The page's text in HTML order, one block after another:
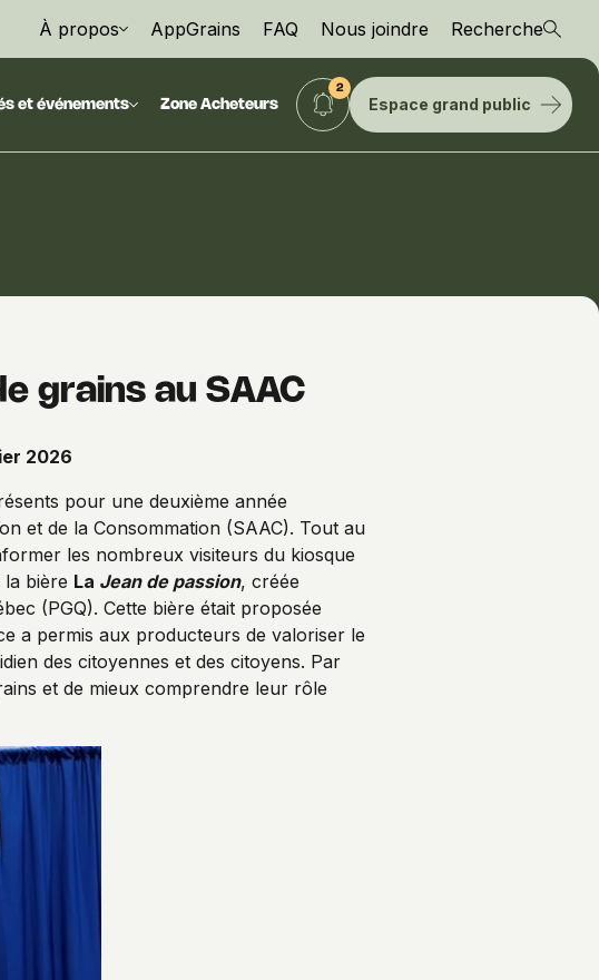
À propos AppGrains FAQ Nous joindre Recherche
et événements Zone Acheteurs Espace grand public
grains au SAAC
2026
pour une deuxième année
et de la Consommation (SAAC). Tout au
les nombreux visiteurs du kiosque
bière La Jean de passion, créée
(PGQ). Cette bière était proposée
a permis aux producteurs de valoriser le
des citoyennes et des citoyens. Par
et de mieux comprendre leur rôle